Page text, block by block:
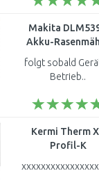
Makita
Akku-
530 mm Li-ion
2x18V ohne
folgt sobald
Betrieb..
Kermi Therm
Profil-K
22 600 / 1400